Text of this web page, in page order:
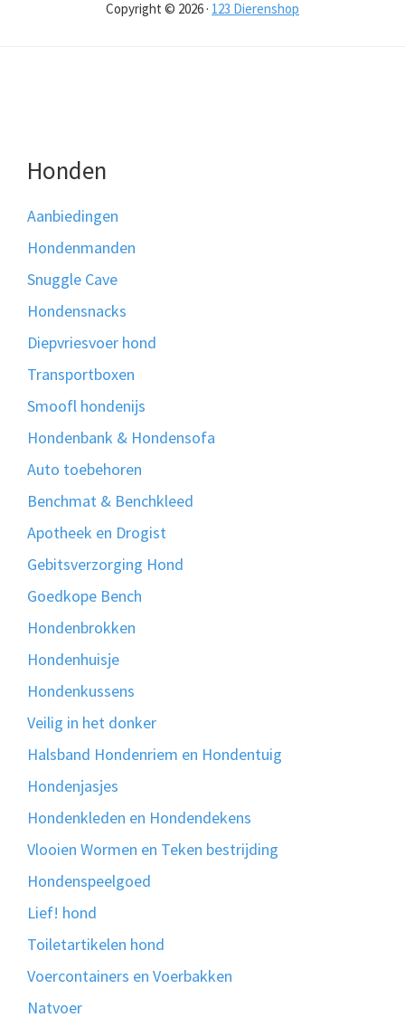
Copyright © 2026 · 123 Dierenshop
Honden
Aanbiedingen
Hondenmanden
Snuggle Cave
Hondensnacks
Diepvriesvoer hond
Transportboxen
Smoofl hondenijs
Hondenbank & Hondensofa
Auto toebehoren
Benchmat & Benchkleed
Apotheek en Drogist
Gebitsverzorging Hond
Goedkope Bench
Hondenbrokken
Hondenhuisje
Hondenkussens
Veilig in het donker
Halsband Hondenriem en Hondentuig
Hondenjasjes
Hondenkleden en Hondendekens
Vlooien Wormen en Teken bestrijding
Hondenspeelgoed
Lief! hond
Toiletartikelen hond
Voercontainers en Voerbakken
Natvoer